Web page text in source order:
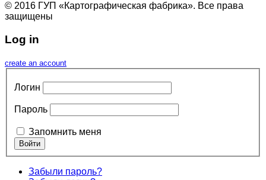
© 2016 ГУП «Картографическая фабрика». Все права
защищены
Log in
create an account
Логин
Пароль
Запомнить меня
Забыли пароль?